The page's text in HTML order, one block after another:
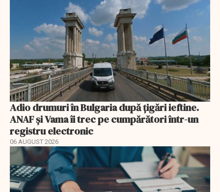
Adio drumuri în Bulgaria după țigări ieftine.
ANAF și Vama îi trec pe cumpărători într-un
registru electronic
06 AUGUST 2026